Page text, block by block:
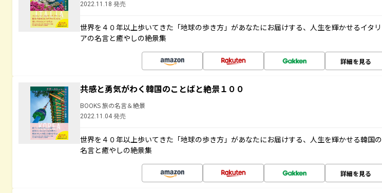
2022.11.18 発売
世界を４０年以上歩いてきた「地球の歩き方」があなたにお届けする、人生を輝かせるイタリ
アの名言と癒やしの絶景集
詳細を見る
共感と勇気がわく韓国のことばと絶景１００
BOOKS 旅の名言＆絶景
2022.11.04 発売
世界を４０年以上歩いてきた「地球の歩き方」があなたにお届けする、人生を輝かせる韓国の
名言と癒やしの絶景集
詳細を見る